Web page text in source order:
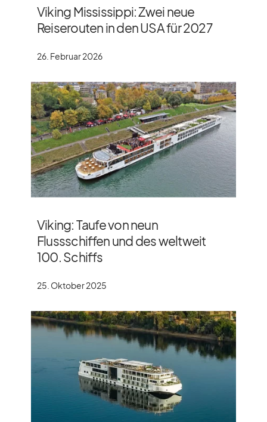
Viking Mississippi: Zwei neue
Reiserouten in den USA für 2027
26. Februar 2026
Viking: Taufe von neun
Flussschiffen und des weltweit
100. Schiffs
25. Oktober 2025